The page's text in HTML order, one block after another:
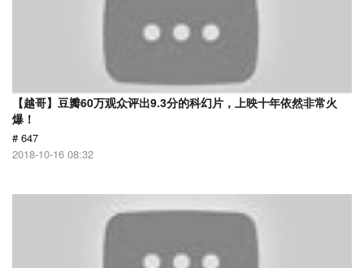
【越哥】豆瓣60万观众评出9.3分的科幻片，上映十年依然非常火
爆！
# 647
2018-10-16 08:32